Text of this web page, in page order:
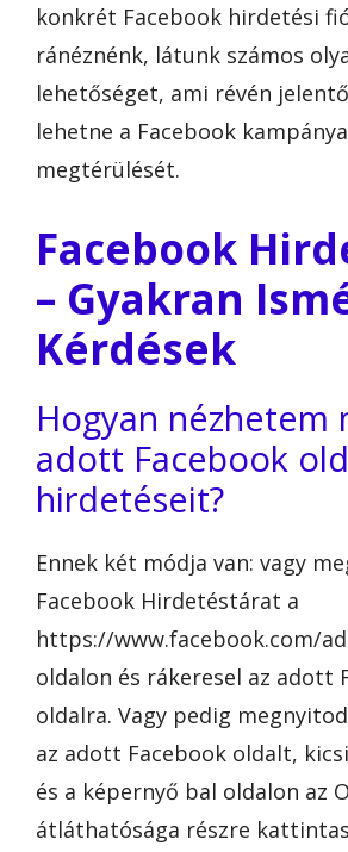
konkrét Facebook hirdetési
ránéznénk, látunk számos
lehetőséget, ami révén
lehetne a Facebook
megtérülését.
Facebook
– Gyakran
Kérdések
Hogyan nézhetem
adott Facebook
hirdetéseit?
Ennek két módja van: vagy
Facebook Hirdetéstárat a
https://www.facebook.com/
oldalon és rákeresel az adott
oldalra. Vagy pedig
az adott Facebook oldalt,
és a képernyő bal oldalon az
átláthatósága részre